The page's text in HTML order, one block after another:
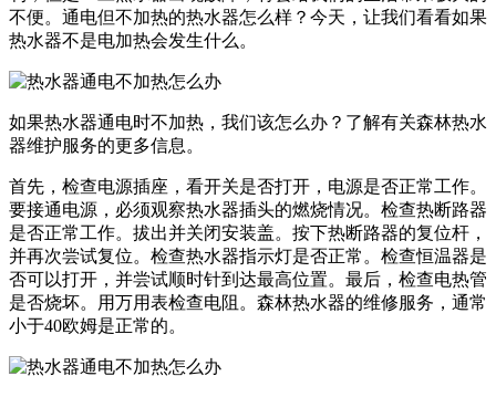
不便。通电但不加热的热水器怎么样？今天，让我们看看如果
热水器不是电加热会发生什么。
如果热水器通电时不加热，我们该怎么办？了解有关森林热水
器维护服务的更多信息。
首先，检查电源插座，看开关是否打开，电源是否正常工作。
要接通电源，必须观察热水器插头的燃烧情况。检查热断路器
是否正常工作。拔出并关闭安装盖。按下热断路器的复位杆，
并再次尝试复位。检查热水器指示灯是否正常。检查恒温器是
否可以打开，并尝试顺时针到达最高位置。最后，检查电热管
是否烧坏。用万用表检查电阻。森林热水器的维修服务，通常
小于40欧姆是正常的。